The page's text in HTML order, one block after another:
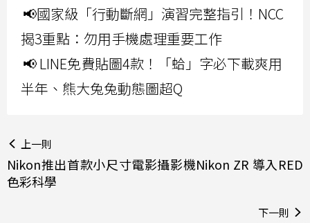
📢國家級「行動斷網」演習完整指引！NCC
揭3重點：勿用手機處理重要工作
📢 LINE免費貼圖4款！「蛤」字必下載爽用
半年、熊大兔兔動態圖超Q
上一則
Nikon推出首款小尺寸電影攝影機Nikon ZR 導入RED
色彩科學
下一則